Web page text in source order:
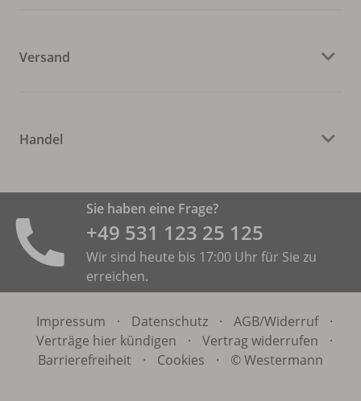
Versand
Handel
Sie haben eine Frage?
+49 531 ­123 25 125
Wir sind heute bis 17:00 Uhr für Sie zu
erreichen.
Impressum · Datenschutz · AGB/Widerruf
·
Verträge hier kündigen
· Vertrag widerrufen
·
Barrierefreiheit
· Cookies · © Westermann